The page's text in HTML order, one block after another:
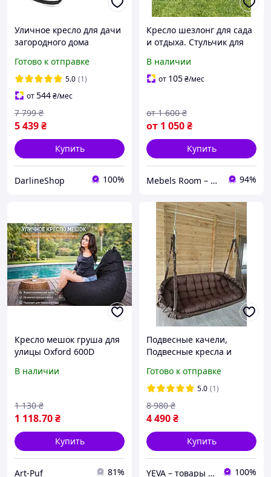
Уличное кресло для дачи
загородного дома
для двора беседки сада
кресло качалка
Готово к отправке
5.0 (1)
от544₴/мес
5 439₴
7 799 ₴
Купить
DarlineShop 100%
Кресло шезлонг для сада
и отдыха. Стульчик для
террасы
В наличии
от 105₴/мес
от 1 050₴
от 1 600 ₴
Купить
Mebels Room – ми за комфорт та зручність для вас 94%
Кресло мешок груша для
улицы Oxford 600D
водоотталкивающая
и сада
В наличии
1 118.70₴
1 130 ₴
Купить
Art-Puf 81%
Подвесные качели,
Подвесные кресла и
гойдалка, Гойдалка для
сада, Крісло качеля
Готово к отправке
5.0 (1)
4 490₴
8 980 ₴
Купить
YEVA – товары для отдыха и новогодний декор 100%